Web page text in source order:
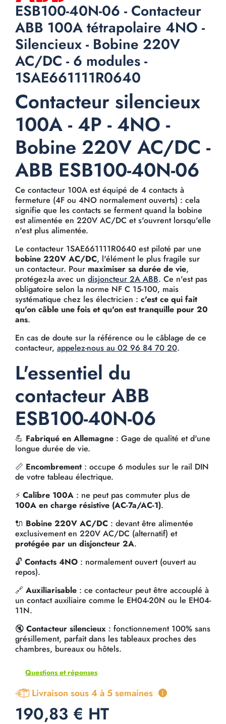
ESB100-40N-06 - Contacteur
ABB 100A tétrapolaire 4NO -
Silencieux - Bobine 220V
AC/DC - 6 modules -
1SAE661111R0640
Contacteur silencieux
100A - 4P - 4NO -
Bobine 220V AC/DC -
ABB ESB100-40N-06
Ce contacteur 100A est équipé de 4 contacts à
fermeture (4F ou 4NO normalement ouverts) : cela
signifie que les contacts se ferment quand la bobine
est alimentée en 220V AC/DC et s'ouvrent lorsqu'elle
n'est plus alimentée.
Le contacteur 1SAE661111R0640 est piloté par une
bobine 220V AC/DC, l'élément le plus fragile sur
un contacteur. Pour maximiser sa durée de vie,
protégez-la avec un disjoncteur 2A ABB. Ce n'est pas
obligatoire selon la norme NF C 15-100, mais
systématique chez les électricien : c'est ce qui fait
qu'on câble une fois et qu'on est tranquille pour 20
ans.
En cas de doute sur la référence ou le câblage de ce
contacteur, appelez-nous au 02 96 84 70 20.
L'essentiel du
contacteur ABB
ESB100-40N-06
💪 Fabriqué en Allemagne : Gage de qualité et d'une
longue durée de vie.
📏 Encombrement : occupe 6 modules sur le rail DIN
de votre tableau électrique.
⚡ Calibre 100A : ne peut pas commuter plus de
100A en charge résistive (AC-7a/AC-1).
🔌 Bobine 220V AC/DC : devant être alimentée
exclusivement en 220V AC/DC (alternatif) et
protégée par un disjoncteur 2A.
🔓 Contacts 4NO : normalement ouvert (ouvert au
repos).
🔗 Auxiliarisable : ce contacteur peut être accouplé à
un contact auxiliaire comme le EH04-20N ou le EH04-
11N.
🔇 Contacteur silencieux : fonctionnement 100% sans
grésillement, parfait dans les tableaux proches des
chambres, bureaux ou hôtels.
Questions et réponses
Livraison sous 4 à 5 semaines
190,83 € HT